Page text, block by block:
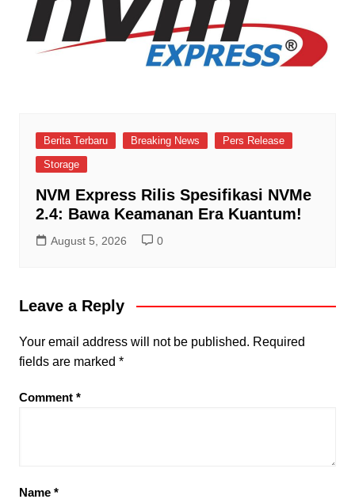
Berita Terbaru Breaking News
Pers Release
Storage
NVM Express Rilis Spesifikasi NVMe
2.4: Bawa Keamanan Era Kuantum!
August 5, 2026 0
Leave a Reply
Your email address will not be published. Required
fields are marked *
Comment *
Name *